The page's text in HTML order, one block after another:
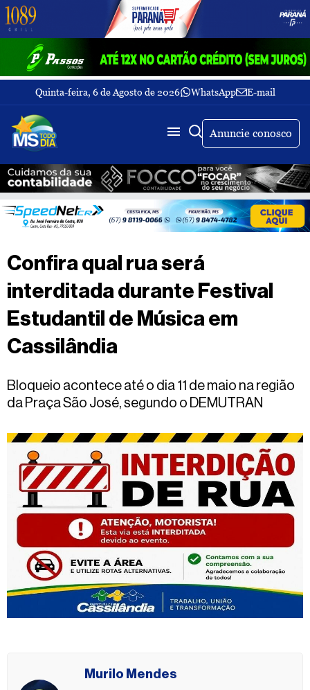
Quinta-feira, 6 de Agosto de 2026 WhatsApp E-mail
Fechar Menu
Últimas
notícias
Galeria
de
fotos
Sobre
Nós
TV
MS
dia
Fale
Anuncie conosco
Buscar
Confira qual rua será
interditada durante Festival
Estudantil de Música em
Cassilândia
Bloqueio acontece até o dia 11 de maio na região
da Praça São José, segundo o DEMUTRAN
Murilo Mendes